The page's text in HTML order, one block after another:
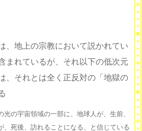
、地上の宗教において説かれてい
まれているが、それ以下の低次元
、それとは全く正反対の「地獄の
の宇宙領域の一部に、地球人が、生前、
、死後、訪れることになる、と信じている